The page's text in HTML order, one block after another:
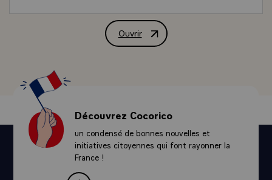
vives de ses communautés, ardemment mobilisé vers la
modernisation et le développem !ent, outils
- En refusant de vous abandonner à la facilité, et ce que
j'avais tenu à vous dire, monsieur le président, dès notre
première rencontre, il y aura bientôt un an, en saluant
votre gestion scrupuleuse, ordonnée et sage. Bref, en
refusant cette facilité, vous offrez une fois de plus et
affirmez une dignité qui fait partie de la conscience
profonde de votre peuple.
- Je suis venu vous dire aujourd'hui le salut cordial de la
France et des Français.
Ouvrir
Discours de M. François Mitterrand,
Découvrez Cocorico
un condensé de bonnes nouvelles et
initiatives citoyennes qui font rayonner la
France !